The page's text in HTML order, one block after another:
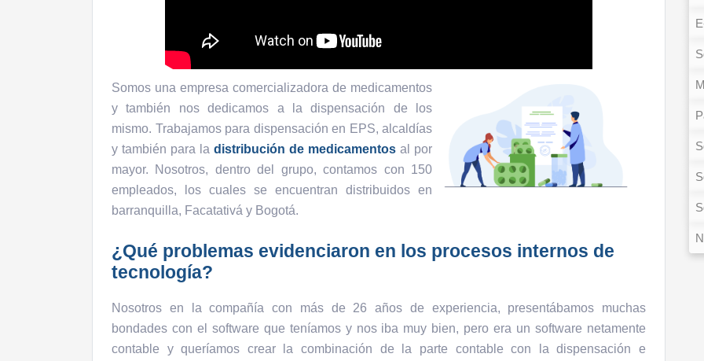
Somos una empresa comercializadora de medicamentos
y también nos dedicamos a la dispensación de los
mismo. Trabajamos para dispensación en EPS, alcaldías
y también para la distribución de medicamentos al por
mayor. Nosotros, dentro del grupo, contamos con 150
empleados, los cuales se encuentran distribuidos en
barranquilla, Facatativá y Bogotá.
¿Qué problemas evidenciaron en los procesos internos de
tecnología?
Nosotros en la compañía con más de 26 años de experiencia, presentábamos muchas
bondades con el software que teníamos y nos iba muy bien, pero era un software netamente
contable y queríamos crear la combinación de la parte contable con la dispensación e